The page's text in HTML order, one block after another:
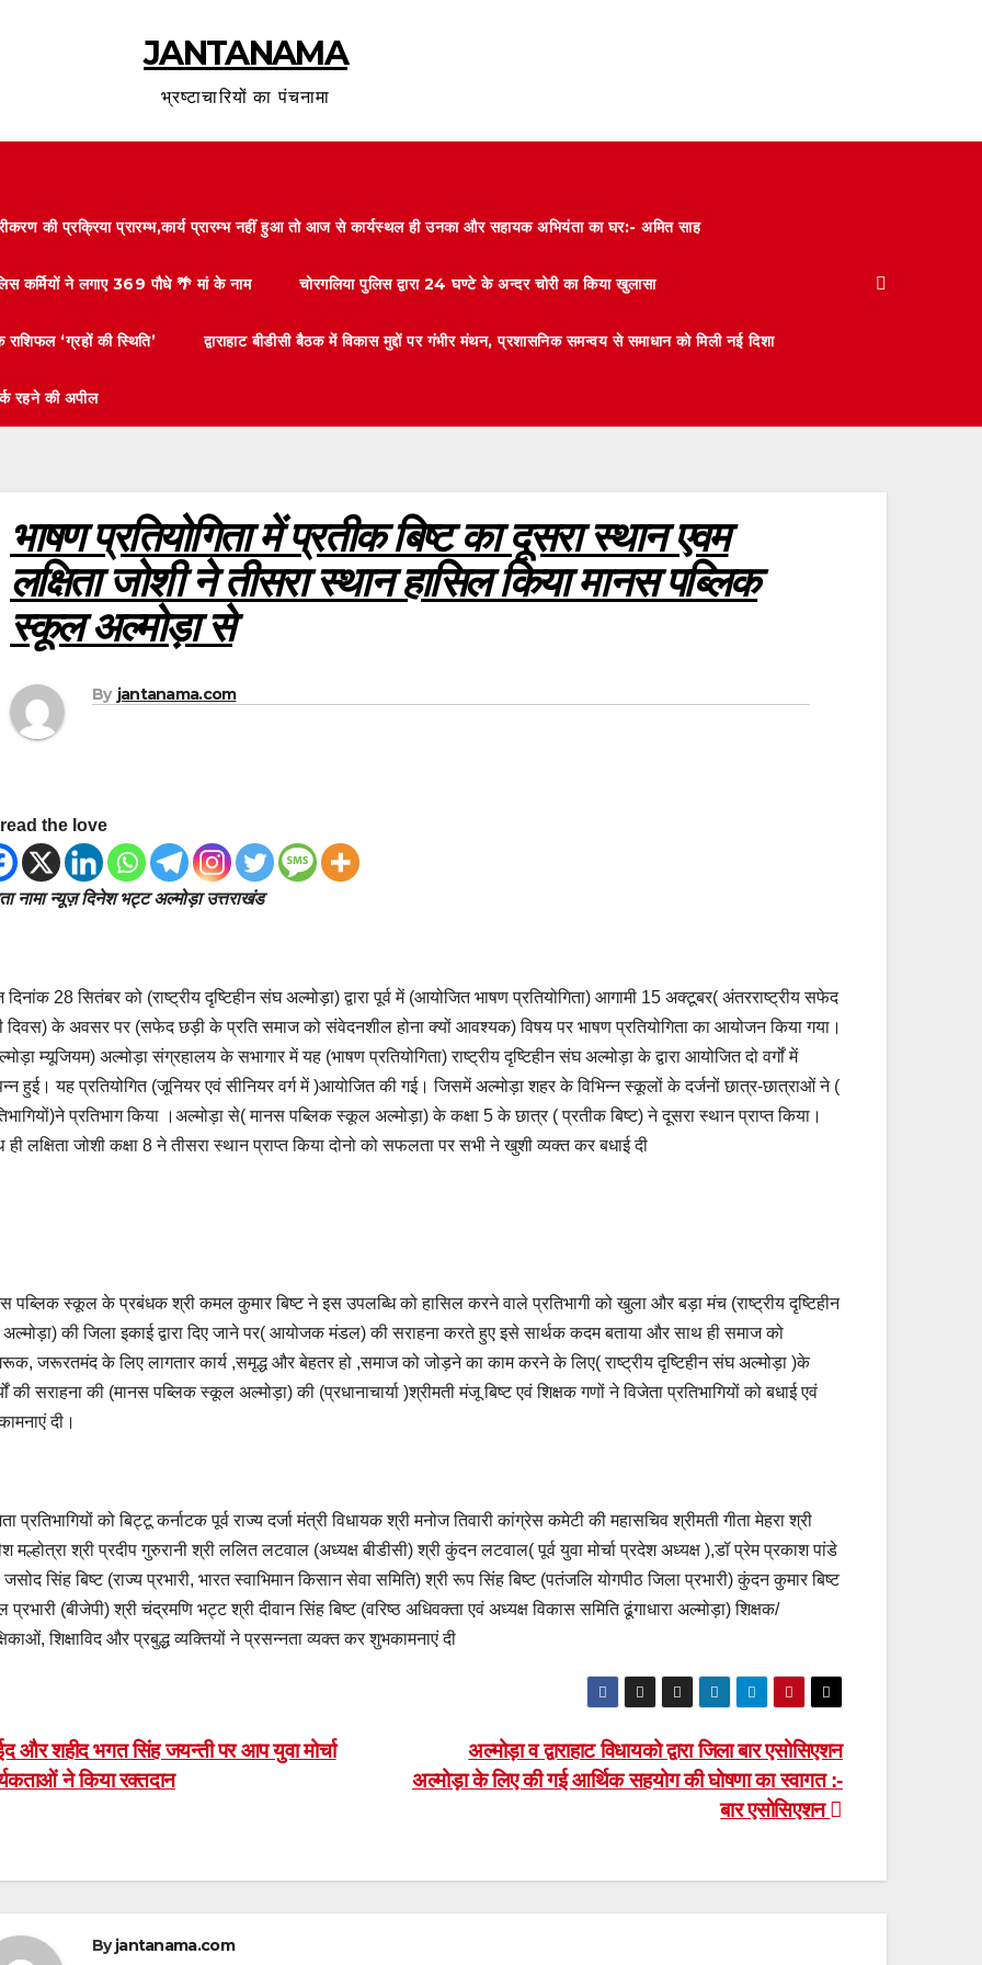
JANTANAMA
भ्रष्टाचारियों का पंचनामा
की प्रक्रिया प्रारम्भ,कार्य प्रारम्भ नहीं हुआ तो आज से कार्यस्थल ही उनका और सहायक अभियंता का घर:- अमित साह
कर्मियों ने लगाए 369 पौधे 🌴 मां के नाम चोरगलिया पुलिस द्वारा 24 घण्टे के अन्दर चोरी का किया खुलासा
‘ग्रहों की स्थिति’ द्वाराहाट बीडीसी बैठक में विकास मुद्दों पर गंभीर मंथन, प्रशासनिक समन्वय से समाधान को मिली नई दिशा
रहने की अपील
भाषण प्रतियोगिता में प्रतीक बिष्ट का दूसरा स्थान एवम
लक्षिता जोशी ने तीसरा स्थान हासिल किया मानस पब्लिक
स्कूल अल्मोड़ा से
By jantanama.com
the love
नामा न्यूज़ दिनेश भट्ट अल्मोड़ा उत्तराखंड
28 सितंबर को (राष्ट्रीय दृष्टिहीन संघ अल्मोड़ा) द्वारा पूर्व में (आयोजित भाषण प्रतियोगिता) आगामी 15 अक्टूबर( अंतरराष्ट्रीय सफेद
दिवस) के अवसर पर (सफेद छड़ी के प्रति समाज को संवेदनशील होना क्यों आवश्यक) विषय पर भाषण प्रतियोगिता का आयोजन किया गया।
म्यूजियम) अल्मोड़ा संग्रहालय के सभागार में यह (भाषण प्रतियोगिता) राष्ट्रीय दृष्टिहीन संघ अल्मोड़ा के द्वारा आयोजित दो वर्गों में
हुई। यह प्रतियोगित (जूनियर एवं सीनियर वर्ग में )आयोजित की गई। जिसमें अल्मोड़ा शहर के विभिन्न स्कूलों के दर्जनों छात्र-छात्राओं ने (
प्रतिभाग किया ।अल्मोड़ा से( मानस पब्लिक स्कूल अल्मोड़ा) के कक्षा 5 के छात्र ( प्रतीक बिष्ट) ने दूसरा स्थान प्राप्त किया।
ही लक्षिता जोशी कक्षा 8 ने तीसरा स्थान प्राप्त किया दोनो को सफलता पर सभी ने खुशी व्यक्त कर बधाई दी
पब्लिक स्कूल के प्रबंधक श्री कमल कुमार बिष्ट ने इस उपलब्धि को हासिल करने वाले प्रतिभागी को खुला और बड़ा मंच (राष्ट्रीय दृष्टिहीन
की जिला इकाई द्वारा दिए जाने पर( आयोजक मंडल) की सराहना करते हुए इसे सार्थक कदम बताया और साथ ही समाज को
जरूरतमंद के लिए लागतार कार्य ,समृद्ध और बेहतर हो ,समाज को जोड़ने का काम करने के लिए( राष्ट्रीय दृष्टिहीन संघ अल्मोड़ा )के
की सराहना की (मानस पब्लिक स्कूल अल्मोड़ा) की (प्रधानाचार्या )श्रीमती मंजू बिष्ट एवं शिक्षक गणों ने विजेता प्रतिभागियों को बधाई एवं
दी।
प्रतिभागियों को बिट्टू कर्नाटक पूर्व राज्य दर्जा मंत्री विधायक श्री मनोज तिवारी कांग्रेस कमेटी की महासचिव श्रीमती गीता मेहरा श्री
मल्होत्रा श्री प्रदीप गुरुरानी श्री ललित लटवाल (अध्यक्ष बीडीसी) श्री कुंदन लटवाल( पूर्व युवा मोर्चा प्रदेश अध्यक्ष ),डॉ प्रेम प्रकाश पांडे
जसोद सिंह बिष्ट (राज्य प्रभारी, भारत स्वाभिमान किसान सेवा समिति) श्री रूप सिंह बिष्ट (पतंजलि योगपीठ जिला प्रभारी) कुंदन कुमार बिष्ट
प्रभारी (बीजेपी) श्री चंद्रमणि भट्ट श्री दीवान सिंह बिष्ट (वरिष्ठ अधिवक्ता एवं अध्यक्ष विकास समिति ढूंगाधारा अल्मोड़ा) शिक्षक/
शिक्षाविद और प्रबुद्ध व्यक्तियों ने प्रसन्नता व्यक्त कर शुभकामनाएं दी
अल्मोड़ा व द्वाराहाट विधायको द्वारा जिला बार एसोसिएशन
अल्मोड़ा के लिए की गई आर्थिक सहयोग की घोषणा का स्वागत :-
बार एसोसिएशन
और शहीद भगत सिंह जयन्ती पर आप युवा मोर्चा
ने किया रक्तदान
Byjantanama.com